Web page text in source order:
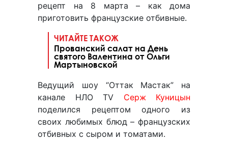
рецепт на 8 марта – как дома
приготовить французские отбивные.
ЧИТАЙТЕ ТАКОЖ
Прованский салат на День
святого Валентина от Ольги
Мартыновской
Ведущий шоу “Оттак Мастак” на
канале НЛО TV Серж Куницын
поделился рецептом одного из
своих любимых блюд – французских
отбивных с сыром и томатами.